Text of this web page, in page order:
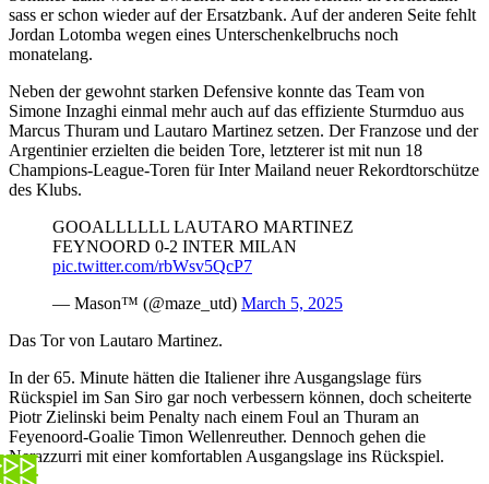
sass er schon wieder auf der Ersatzbank. Auf der anderen Seite fehlt
Jordan Lotomba wegen eines Unterschenkelbruchs noch
monatelang.
Neben der gewohnt starken Defensive konnte das Team von
Simone Inzaghi einmal mehr auch auf das effiziente Sturmduo aus
Marcus Thuram und Lautaro Martinez setzen. Der Franzose und der
Argentinier erzielten die beiden Tore, letzterer ist mit nun 18
Champions-League-Toren für Inter Mailand neuer Rekordtorschütze
des Klubs.
GOOALLLLLL LAUTARO MARTINEZ
FEYNOORD 0-2 INTER MILAN
pic.twitter.com/rbWsv5QcP7
— Mason™ (@maze_utd) March 5, 2025
Das Tor von Lautaro Martinez.
In der 65. Minute hätten die Italiener ihre Ausgangslage fürs
Rückspiel im San Siro gar noch verbessern können, doch scheiterte
Piotr Zielinski beim Penalty nach einem Foul an Thuram an
Feyenoord-Goalie Timon Wellenreuther. Dennoch gehen die
Nerazzurri mit einer komfortablen Ausgangslage ins Rückspiel.